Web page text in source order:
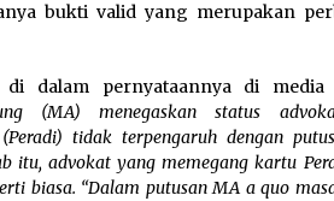
bukti valid yang merupakan
dalam pernyataannya di media
(MA) menegaskan status
tidak terpengaruh dengan
itu, advokat yang memegang kartu
biasa. “Dalam putusan MA a quo